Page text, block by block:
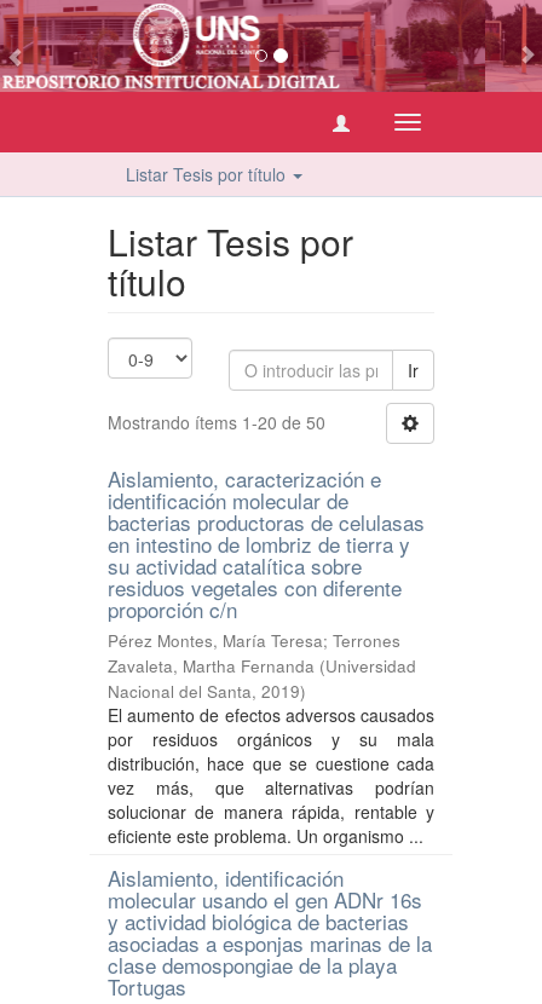
Cambiar
navegación
Listar Tesis por título
Listar Tesis por
título
Ir
Mostrando ítems 1-20 de 50
Aislamiento, caracterización e
identificación molecular de
bacterias productoras de celulasas
en intestino de lombriz de tierra y
su actividad catalítica sobre
residuos vegetales con diferente
proporción c/n
Pérez Montes, María Teresa; Terrones
Zavaleta, Martha Fernanda (Universidad
Nacional del Santa, 2019)
El aumento de efectos adversos causados
por residuos orgánicos y su mala
distribución, hace que se cuestione cada
vez más, que alternativas podrían
solucionar de manera rápida, rentable y
eficiente este problema. Un organismo ...
Aislamiento, identificación
molecular usando el gen ADNr 16s
y actividad biológica de bacterias
asociadas a esponjas marinas de la
clase demospongiae de la playa
Tortugas